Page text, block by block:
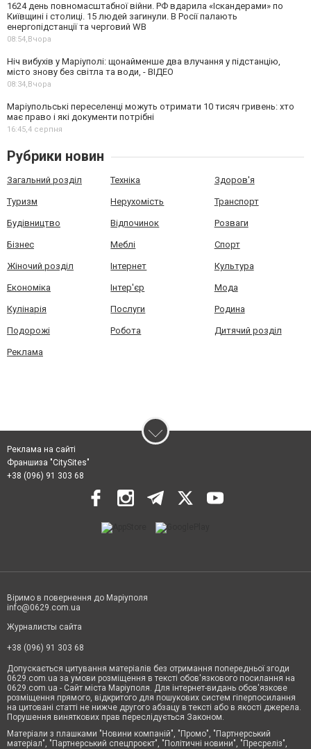
1624 день повномасштабної війни. РФ вдарила «Іскандерами» по
Київщині і столиці. 15 людей загинули. В Росії палають
енергопідстанції та черговий WB
08:54,Вчора
Ніч вибухів у Маріуполі: щонайменше два влучання у підстанцію,
місто знову без світла та води, - ВІДЕО
08:34,Вчора
Маріупольські переселенці можуть отримати 10 тисяч гривень: хто
має право і які документи потрібні
16:45,4 серпня
Рубрики новин
Загальний розділ Техніка Здоров'я
Туризм Нерухомість Транспорт
Будівництво Відпочинок Розваги
Бізнес Меблі Спорт
Жіночий розділ Інтернет Культура
Економіка Інтер'єр Мода
Кулінарія Послуги Родина
Подорожі Робота Дитячий розділ
Реклама
Реклама на сайті
Франшиза "CitySites"
+38 (096) 91 303 68
Віримо в повернення до Маріуполя
info@0629.com.ua
Журналисты сайта
+38 (096) 91 303 68
Допускається цитування матеріалів без отримання попередньої згоди
0629.com.ua за умови розміщення в тексті обов'язкового посилання на
0629.com.ua - Сайт міста Маріуполя. Для інтернет-видань обов'язкове
розміщення прямого, відкритого для пошукових систем гіперпосилання
на цитовані статті не нижче другого абзацу в тексті або в якості джерела.
Порушення виняткових прав переслідується Законом.
Матеріали з плашками "Новини компаній", "Промо", "Партнерський
матеріал", "Партнерський спецпроєкт", "Політичні новини", "Пресреліз",